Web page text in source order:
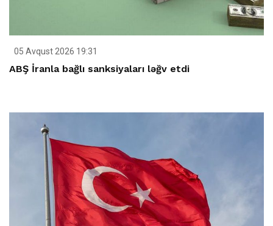
05 Avqust 2026 19:31
ABŞ İranla bağlı sanksiyaları ləğv etdi